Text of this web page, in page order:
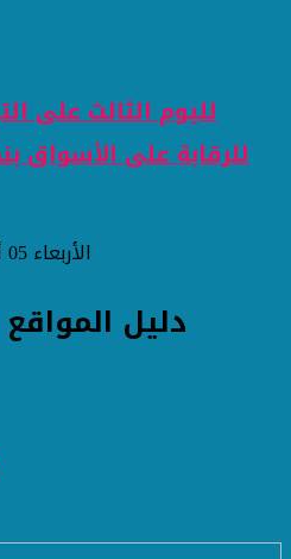
لليوم الثالث على
للرقابة على الأسواق
الأربعاء 05 أغسطس 2026 04:26 مساءً
دليل